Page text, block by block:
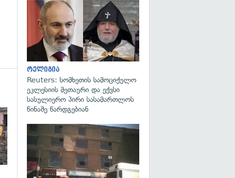
რელიგია
Reuters: სომხეთის სამოციქულო
ეკლესიის მეთაური და ექვსი
სასულიერო პირი სასამართლოს
წინაშე წარდგებიან